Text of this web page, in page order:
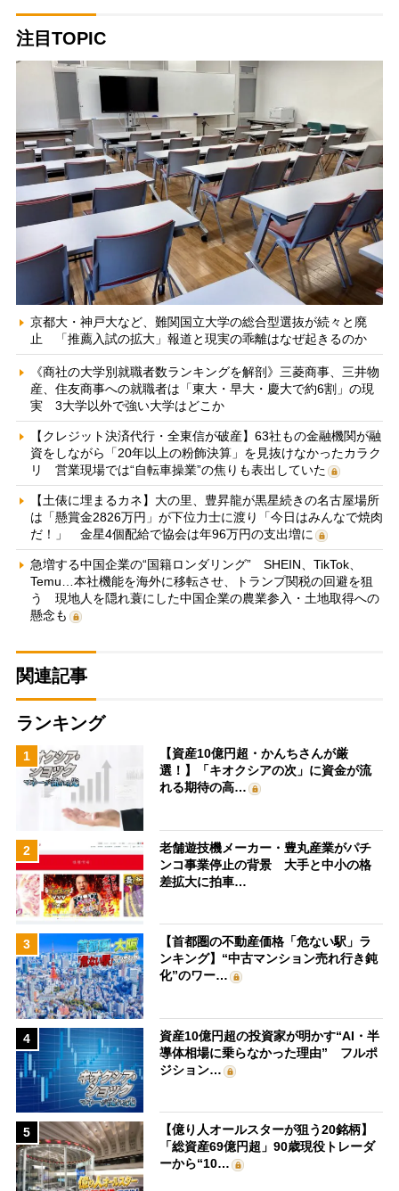
注目TOPIC
京都大・神戸大など、難関国立大学の総合型選抜が続々と廃
止 「推薦入試の拡大」報道と現実の乖離はなぜ起きるのか
《商社の大学別就職者数ランキングを解剖》三菱商事、三井物
産、住友商事への就職者は「東大・早大・慶大で約6割」の現
実 3大学以外で強い大学はどこか
【クレジット決済代行・全東信が破産】63社もの金融機関が融
資をしながら「20年以上の粉飾決算」を見抜けなかったカラク
リ 営業現場では“自転車操業”の焦りも表出していた
【土俵に埋まるカネ】大の里、豊昇龍が黒星続きの名古屋場所
は「懸賞金2826万円」が下位力士に渡り「今日はみんなで焼肉
だ！」 金星4個配給で協会は年96万円の支出増に
急増する中国企業の“国籍ロンダリング” SHEIN、TikTok、
Temu…本社機能を海外に移転させ、トランプ関税の回避を狙
う 現地人を隠れ蓑にした中国企業の農業参入・土地取得への
懸念も
関連記事
ランキング
1
【資産10億円超・かんちさんが厳
選！】「キオクシアの次」に資金が流
れる期待の高…
2
老舗遊技機メーカー・豊丸産業がパチ
ンコ事業停止の背景 大手と中小の格
差拡大に拍車…
3
【首都圏の不動産価格「危ない駅」ラ
ンキング】“中古マンション売れ行き鈍
化”のワー…
4
資産10億円超の投資家が明かす“AI・半
導体相場に乗らなかった理由” フルポ
ジション…
5
【億り人オールスターが狙う20銘柄】
「総資産69億円超」90歳現役トレーダ
ーから“10…